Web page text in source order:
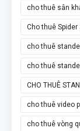
cho thuê sân
Cho thuê
cho thuê
cho thuê
CHO THUÊ
cho thuê video
cho thuê vòng